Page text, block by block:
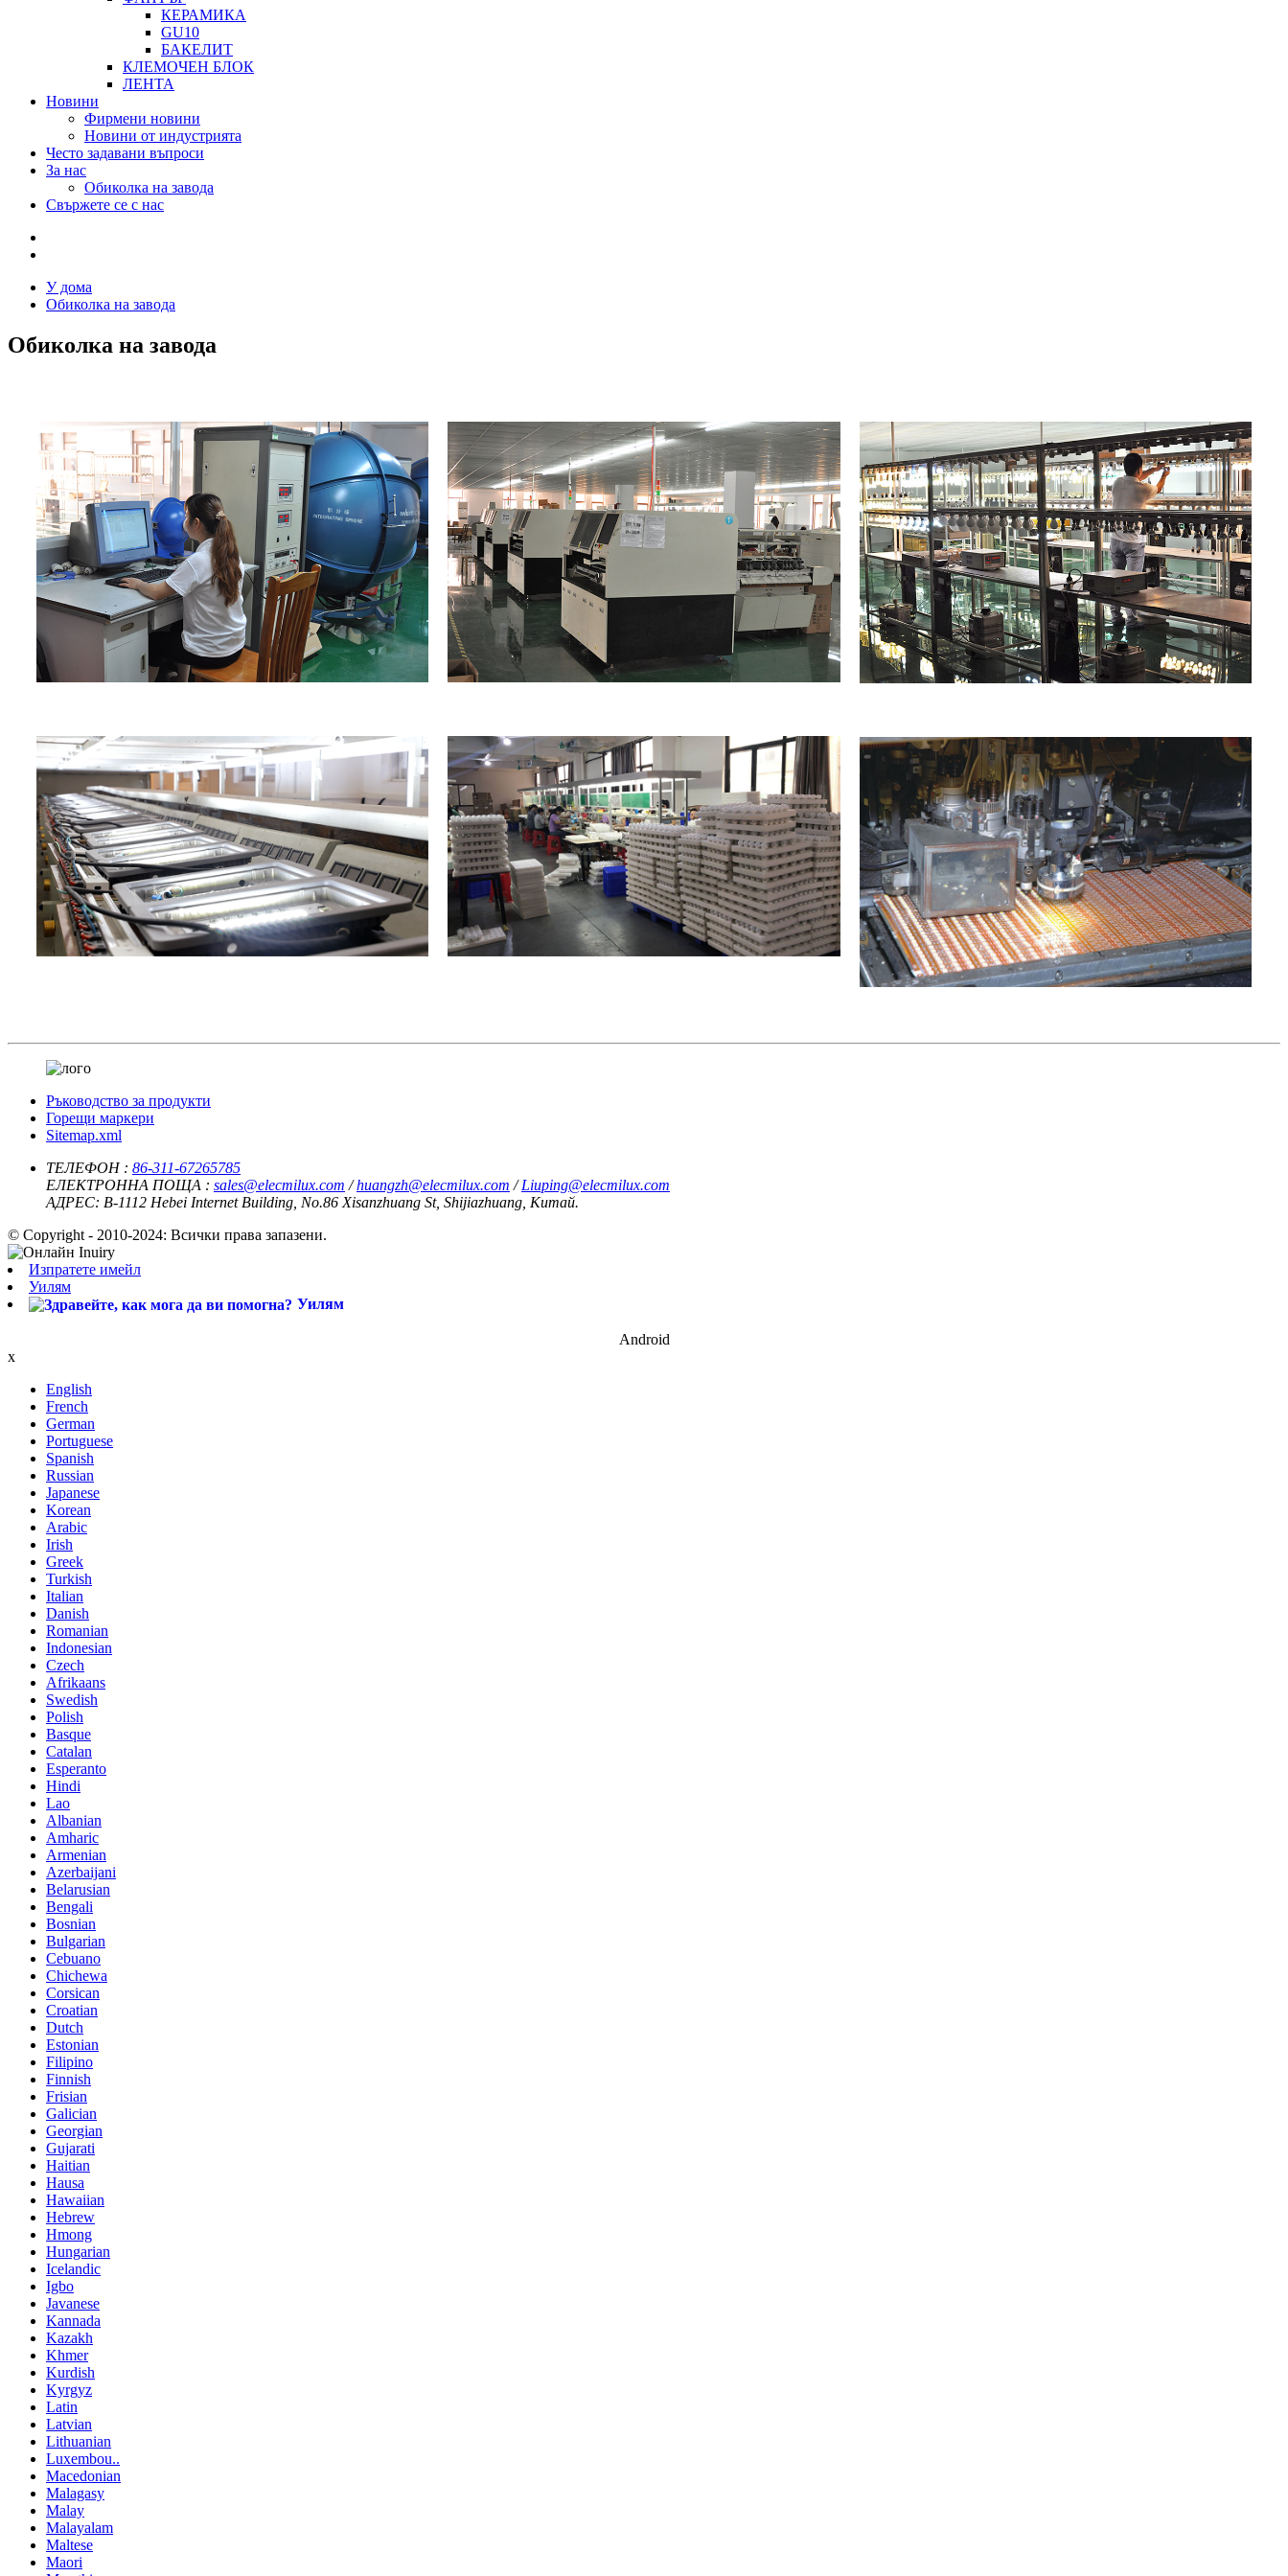
КЕРАМИКА
GU10
БАКЕЛИТ
КЛЕМОЧЕН БЛОК
ЛЕНТА
Новини
Фирмени новини
Новини от индустрията
Често задавани въпроси
За нас
Обиколка на завода
Свържете се с нас
У дома
Обиколка на завода
Обиколка на завода
Ръководство за продукти
Горещи маркери
Sitemap.xml
ТЕЛЕФОН : 86-311-67265785
ЕЛЕКТРОННА ПОЩА : sales@elecmilux.com /huangzh@elecmilux.com /Liuping@elecmilux.com
АДРЕС: B-1112 Hebei Internet Building, No.86 Xisanzhuang St, Shijiazhuang, Китай.
© Copyright - 2010-2024: Всички права запазени.
Изпратете имейл
Уилям
Уилям
Android
x
English
French
German
Portuguese
Spanish
Russian
Japanese
Korean
Arabic
Irish
Greek
Turkish
Italian
Danish
Romanian
Indonesian
Czech
Afrikaans
Swedish
Polish
Basque
Catalan
Esperanto
Hindi
Lao
Albanian
Amharic
Armenian
Azerbaijani
Belarusian
Bengali
Bosnian
Bulgarian
Cebuano
Chichewa
Corsican
Croatian
Dutch
Estonian
Filipino
Finnish
Frisian
Galician
Georgian
Gujarati
Haitian
Hausa
Hawaiian
Hebrew
Hmong
Hungarian
Icelandic
Igbo
Javanese
Kannada
Kazakh
Khmer
Kurdish
Kyrgyz
Latin
Latvian
Lithuanian
Luxembou..
Macedonian
Malagasy
Malay
Malayalam
Maltese
Maori